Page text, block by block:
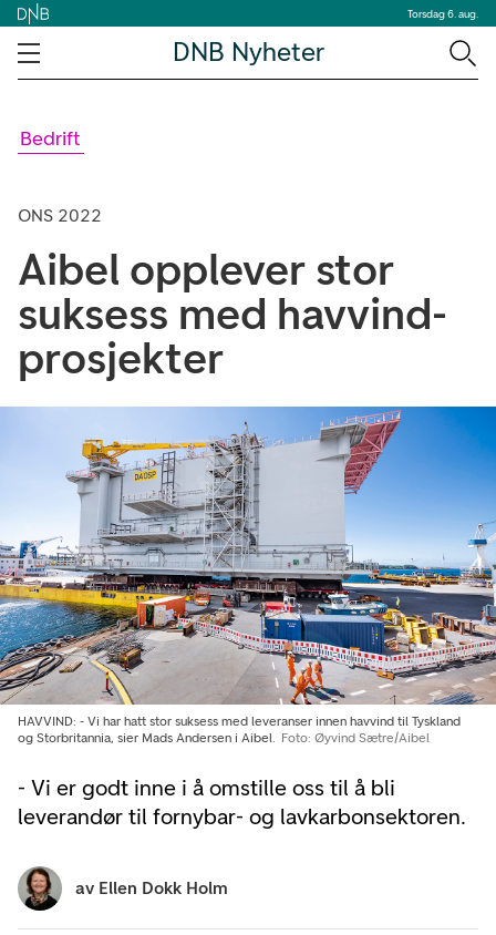
Torsdag 6. aug.
DNB Nyheter
Bedrift
ONS 2022
Aibel opplever stor
suksess med havvind-
prosjekter
- Vi er godt inne i å omstille oss til å bli
leverandør til fornybar- og lavkarbonsektoren.
HAVVIND: - Vi har hatt stor suksess med leveranser innen havvind til Tyskland
og Storbritannia, sier Mads Andersen i Aibel.
Foto: Øyvind Sætre/Aibel
av Ellen Dokk Holm